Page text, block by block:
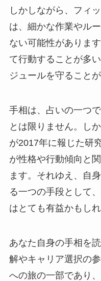
しかしながら、フィ
は、細かな作業やル
ない可能性がありま
て行動することが多
ジュールを守ること
手相は、占いの一つ
とは限りません。し
が2017年に報じた研
が性格や行動傾向と
ます。それゆえ、自
る一つの手段として
はとても有益かもしれ
あなた自身の手相を
解やキャリア選択の
への旅の一部であり